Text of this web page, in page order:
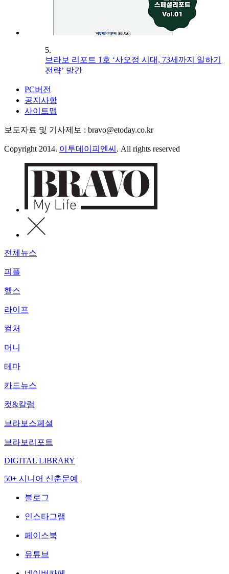
5.
브라보 리포트 1호 ‘사오정 시대, 73세까지 일하기
전략’ 발간
PC버전
공지사항
사이트맵
보도자료 및 기사제보 : bravo@etoday.co.kr
Copyright 2014. 이투데이피엔씨 . All rights reserved
전체뉴스
피플
헬스
라이프
컬처
머니
테마
카드뉴스
컷&칼럼
브라보스페셜
브라보리포트
DIGITAL LIBRARY
50+ 시니어 신춘문예
블로그
인스타그램
페이스북
유튜브